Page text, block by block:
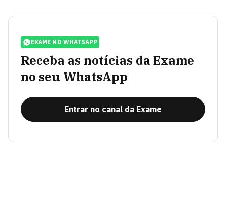
EXAME NO WHATSAPP
Receba as notícias da Exame
no seu WhatsApp
Entrar no canal da Exame